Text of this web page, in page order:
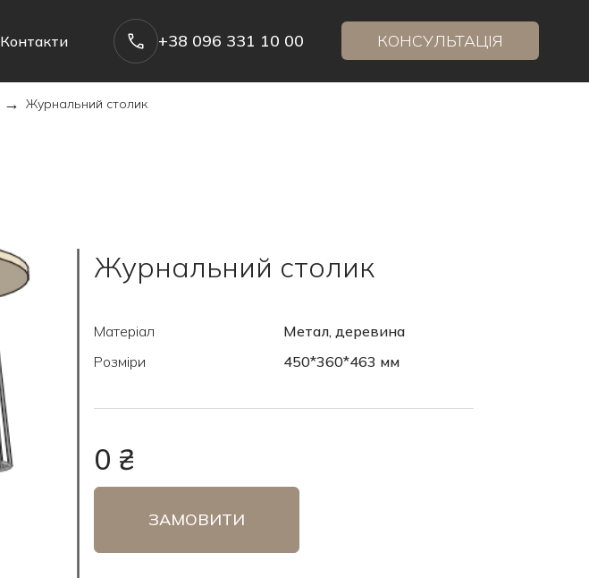
Контакти +38 096 331 10 00 КОНСУЛЬТАЦІЯ
→ Журнальний столик
Журнальний столик
Матеріал
Метал, деревина
Розміри
450*360*463 мм
0 ₴
ЗАМОВИТИ